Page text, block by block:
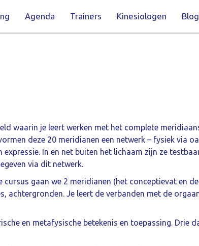
Agenda Trainers Kinesiologen Blog
waarin je leert werken met het complete
deze 20 meridianen een netwerk – fysiek via
In en net buiten het lichaam zijn ze
via dit netwerk.
cursus gaan we 2 meridianen (het conceptievat en
achtergronden. Je leert de verbanden met de
en metafysische betekenis en toepassing. Drie